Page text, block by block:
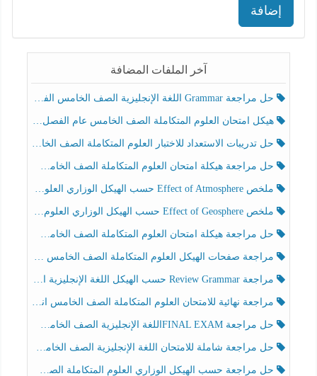
إضافة
آخر الملفات المضافة
حل مراجعة Grammar اللغة الإنجليزية الصف الخامس الفصل الثالث
هيكل امتحان العلوم المتكاملة الصف الخامس عام الفصل الدراسي الثالث 2025-2026
حل تدريبات الاستعداد للاختبار العلوم المتكاملة الصف الخامس عام الفصل الثالث
حل مراجعة هيكلة امتحان العلوم المتكاملة الصف الخامس انسبير الفصل الثالث
ملخص Effect of Atmosphere حسب الهيكل الوزاري العلوم المتكاملة الصف الخامس انسبير الفصل الثالث
ملخص Effect of Geosphere حسب الهيكل الوزاري العلوم المتكاملة الصف الخامس انسبير الفصل الثالث
حل مراجعة هيكلة امتحان العلوم المتكاملة الصف الخامس عام الفصل الثالث
مراجعة صفحات الهيكل العلوم المتكاملة الصف الخامس انسبير الفصل الثالث
مراجعة Review Grammar حسب الهيكل اللغة الإنجليزية الصف الخامس الفصل الثالث
مراجعة نهائية للامتحان العلوم المتكاملة الصف الخامس انسبير الفصل الثالث
حل مراجعة FINAL EXAMاللغة الإنجليزية الصف الخامس الفصل الثالث
حل مراجعة شاملة للامتحان اللغة الإنجليزية الصف الخامس الفصل الثالث
حل مراجعة حسب الهيكل الوزاري العلوم المتكاملة الصف الخامس عام الفصل الثالث